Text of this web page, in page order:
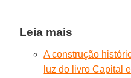
Leia mais
A construção
luz do livro Capital